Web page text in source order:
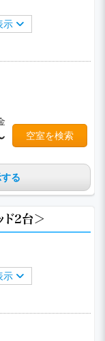
示
空室を検索
る
ド2台＞
示